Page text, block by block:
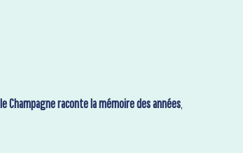
le Champagne raconte la mémoire des années,